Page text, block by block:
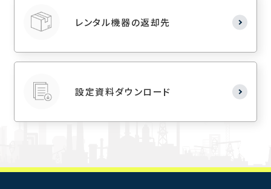
レンタル機器の返却先
設定資料ダウンロード